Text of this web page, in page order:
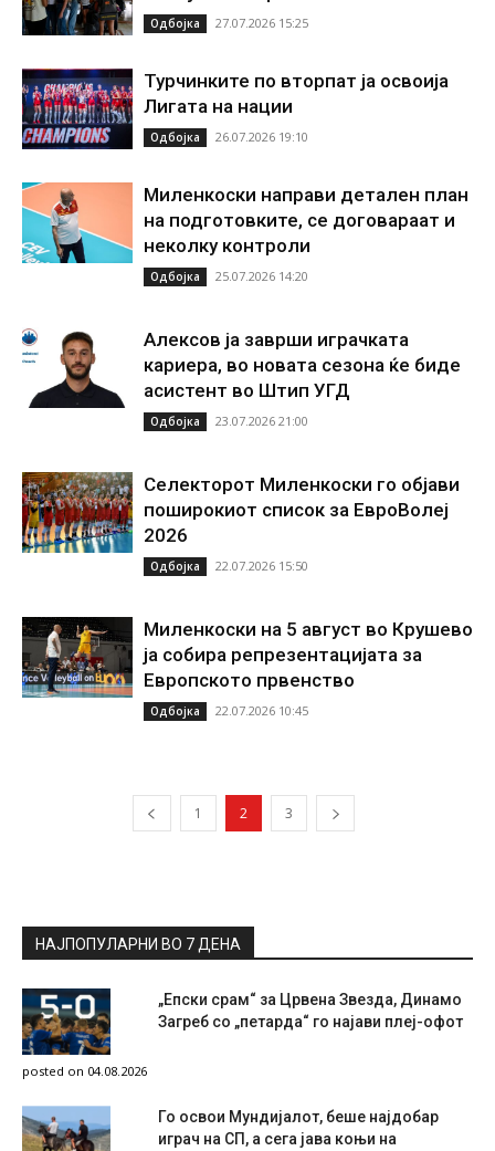
Одбојка 27.07.2026 15:25
Турчинките по вторпат ја освоија
Лигата на нации
Одбојка 26.07.2026 19:10
Миленкоски направи детален план
на подготовките, се договараат и
неколку контроли
Одбојка 25.07.2026 14:20
Алексов ја заврши играчката
кариера, во новата сезона ќе биде
асистент во Штип УГД
Одбојка 23.07.2026 21:00
Селекторот Миленкоски го објави
поширокиот список за ЕвроВолеј
2026
Одбојка 22.07.2026 15:50
Миленкоски на 5 август во Крушево
ја собира репрезентацијата за
Европското првенство
Одбојка 22.07.2026 10:45
1 2 3
НАЈПОПУЛАРНИ ВО 7 ДЕНА
„Епски срам“ за Црвена Звезда, Динамо
Загреб со „петарда“ го најави плеј-офот
posted on 04.08.2026
Го освои Мундијалот, беше најдобар
играч на СП, а сега јава коњи на